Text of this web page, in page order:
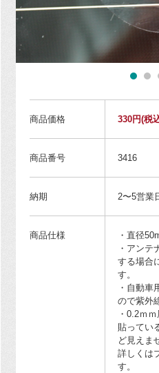
商品価格 330円(税
商品番号 3416
納期 2〜5営業
商品仕様
・直径
・アンテ
する場合
す。
・自動車
ので紫外
・0.2ｍ
貼ってい
ど見えま
詳しくは
す。